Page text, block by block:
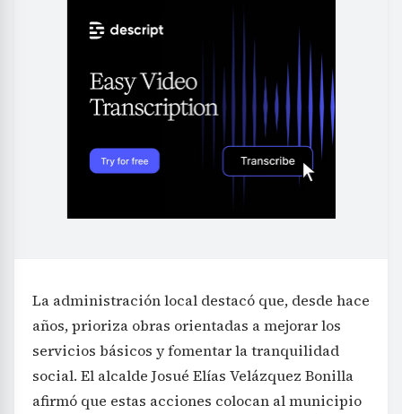
La administración local destacó que, desde hace
años, prioriza obras orientadas a mejorar los
servicios básicos y fomentar la tranquilidad
social. El alcalde Josué Elías Velázquez Bonilla
afirmó que estas acciones colocan al municipio